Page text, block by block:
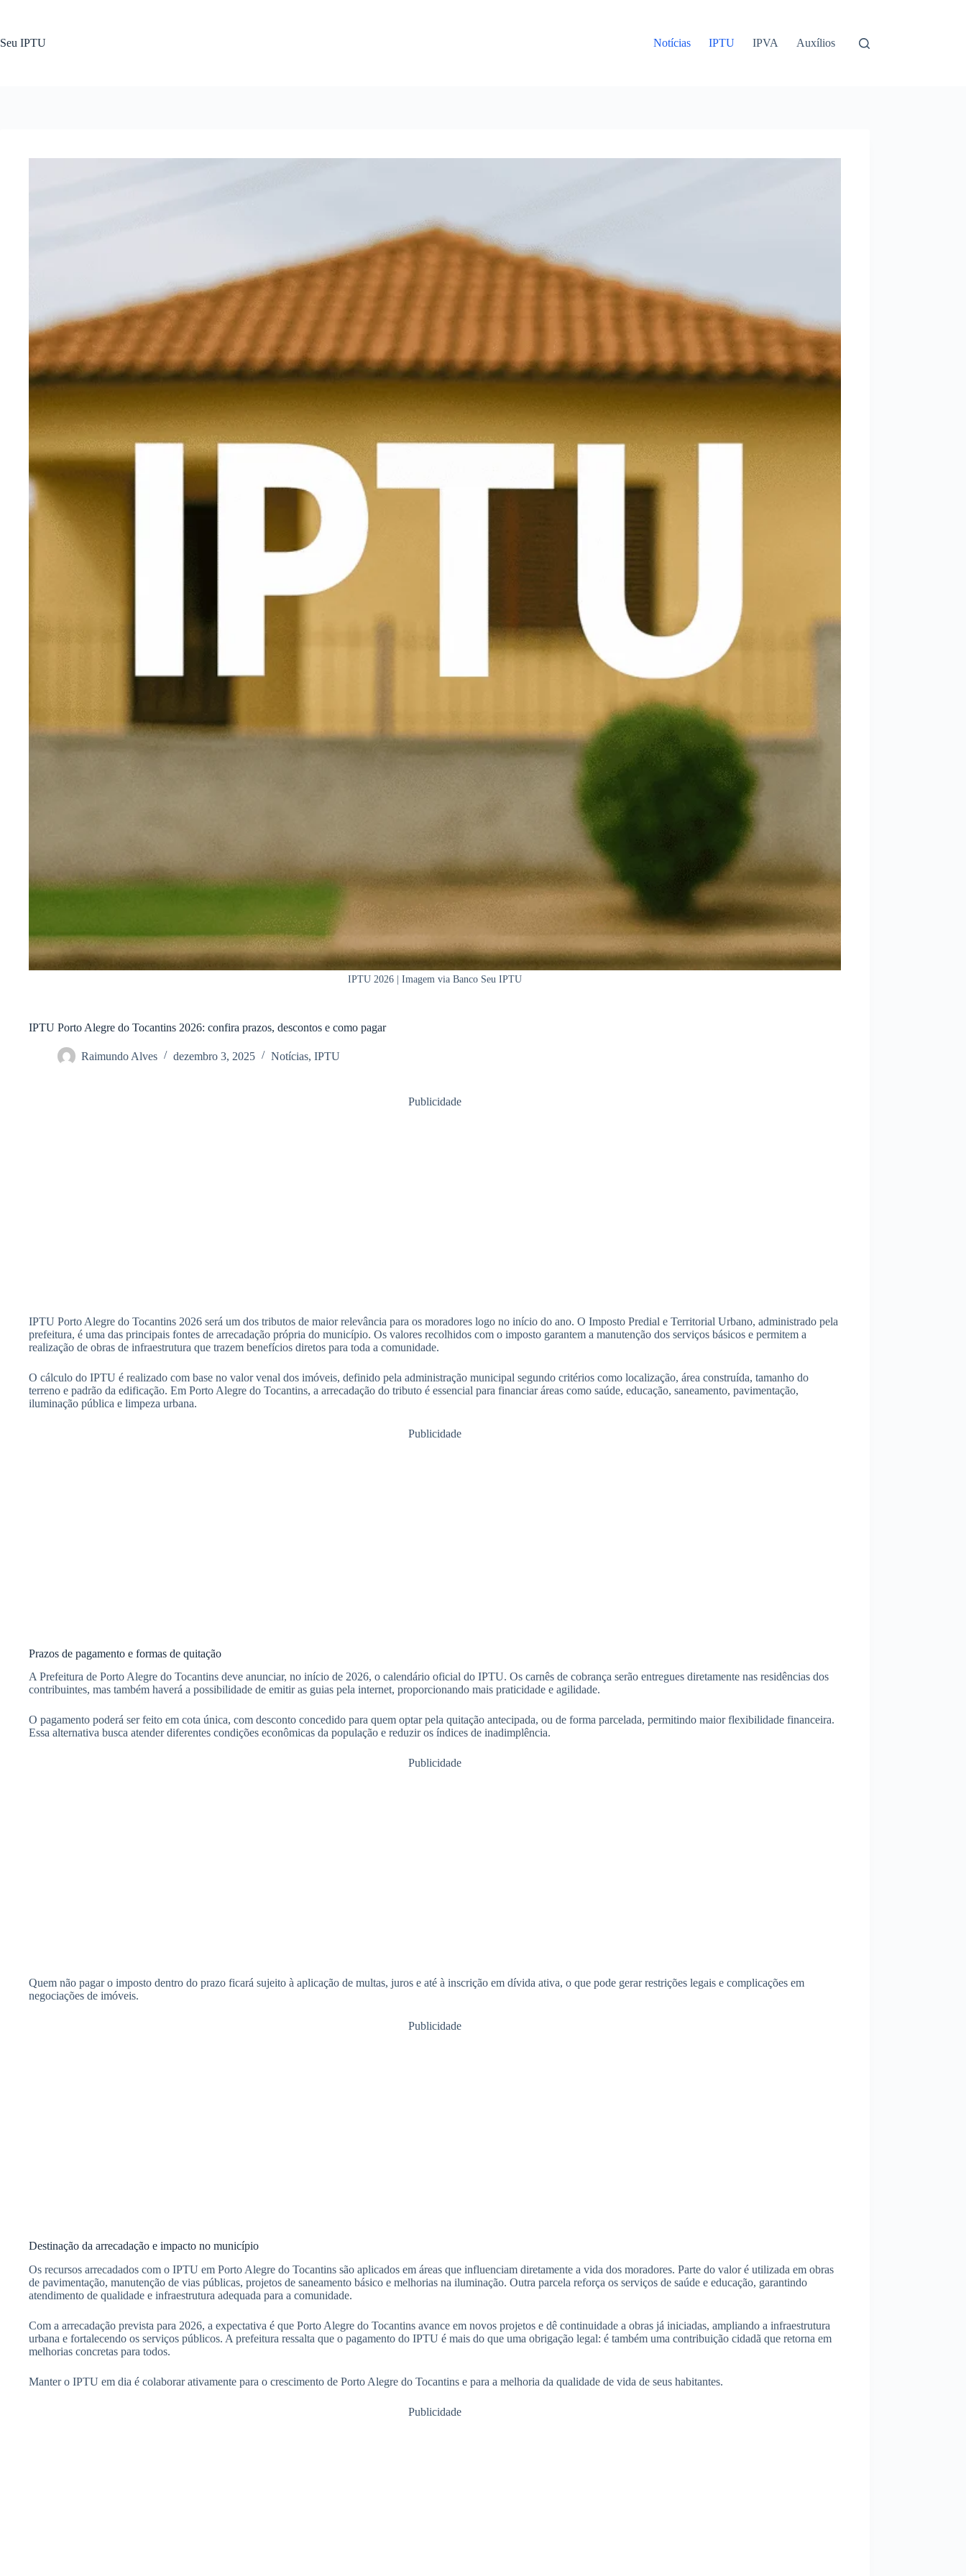
conteúdo
Seu IPTU Notícias IPTU IPVA Auxílios
IPTU 2026 | Imagem via Banco Seu IPTU
IPTU Porto Alegre do Tocantins 2026: confira prazos, descontos e como pagar
Raimundo Alves dezembro 3, 2025 Notícias, IPTU
Publicidade
IPTU Porto Alegre do Tocantins 2026 será um dos tributos de maior relevância para os moradores logo no início do ano. O Imposto Predial e Territorial Urbano, administrado pela
prefeitura, é uma das principais fontes de arrecadação própria do município. Os valores recolhidos com o imposto garantem a manutenção dos serviços básicos e permitem a
realização de obras de infraestrutura que trazem benefícios diretos para toda a comunidade.
O cálculo do IPTU é realizado com base no valor venal dos imóveis, definido pela administração municipal segundo critérios como localização, área construída, tamanho do
terreno e padrão da edificação. Em Porto Alegre do Tocantins, a arrecadação do tributo é essencial para financiar áreas como saúde, educação, saneamento, pavimentação,
iluminação pública e limpeza urbana.
Publicidade
Prazos de pagamento e formas de quitação
A Prefeitura de Porto Alegre do Tocantins deve anunciar, no início de 2026, o calendário oficial do IPTU. Os carnês de cobrança serão entregues diretamente nas residências dos
contribuintes, mas também haverá a possibilidade de emitir as guias pela internet, proporcionando mais praticidade e agilidade.
O pagamento poderá ser feito em cota única, com desconto concedido para quem optar pela quitação antecipada, ou de forma parcelada, permitindo maior flexibilidade financeira.
Essa alternativa busca atender diferentes condições econômicas da população e reduzir os índices de inadimplência.
Publicidade
Quem não pagar o imposto dentro do prazo ficará sujeito à aplicação de multas, juros e até à inscrição em dívida ativa, o que pode gerar restrições legais e complicações em
negociações de imóveis.
Publicidade
Destinação da arrecadação e impacto no município
Os recursos arrecadados com o IPTU em Porto Alegre do Tocantins são aplicados em áreas que influenciam diretamente a vida dos moradores. Parte do valor é utilizada em obras
de pavimentação, manutenção de vias públicas, projetos de saneamento básico e melhorias na iluminação. Outra parcela reforça os serviços de saúde e educação, garantindo
atendimento de qualidade e infraestrutura adequada para a comunidade.
Com a arrecadação prevista para 2026, a expectativa é que Porto Alegre do Tocantins avance em novos projetos e dê continuidade a obras já iniciadas, ampliando a infraestrutura
urbana e fortalecendo os serviços públicos. A prefeitura ressalta que o pagamento do IPTU é mais do que uma obrigação legal: é também uma contribuição cidadã que retorna em
melhorias concretas para todos.
Manter o IPTU em dia é colaborar ativamente para o crescimento de Porto Alegre do Tocantins e para a melhoria da qualidade de vida de seus habitantes.
Publicidade